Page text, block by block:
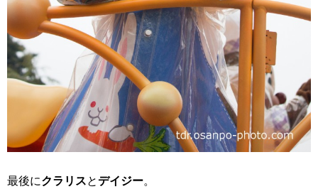
最後にクラリスとデイジー。